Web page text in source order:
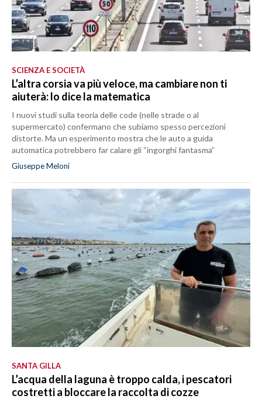
SCIENZA E SOCIETÀ
L’altra corsia va più veloce, ma cambiare non ti
aiuterà: lo dice la matematica
I nuovi studi sulla teoria delle code (nelle strade o al
supermercato) confermano che subiamo spesso percezioni
distorte. Ma un esperimento mostra che le auto a guida
automatica potrebbero far calare gli “ingorghi fantasma”
Giuseppe Meloni
SANTA GILLA
L’acqua della laguna è troppo calda, i pescatori
costretti a bloccare la raccolta di cozze